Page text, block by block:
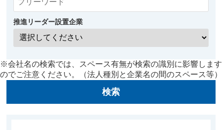
推進リーダー設置企業
※会社名の検索では、スペース有無が検索の識別に影響します
のでご注意ください。（法人種別と企業名の間のスペース等）
検索